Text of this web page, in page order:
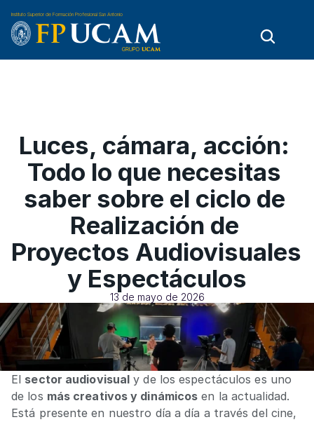
Instituto Superior de Formación Profesional San Antonio
Luces, cámara, acción:
Todo lo que necesitas
saber sobre el ciclo de
Realización de
Proyectos Audiovisuales
y Espectáculos
13 de mayo de 2026
El sector audiovisual y de los espectáculos es uno
de los más creativos y dinámicos en la actualidad.
Está presente en nuestro día a día a través del cine,